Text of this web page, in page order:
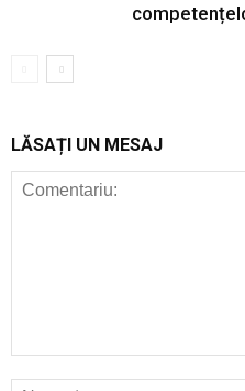
LĂSAȚI UN MESAJ